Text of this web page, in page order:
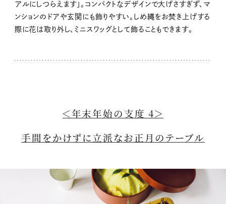
アルにしつらえます」。コンパクトなデザインで大げさすぎず、マ
ンションのドアや玄関にも飾りやすい。しめ縄をお焚き上げする
際に花は取り外し、ミニスワッグとして飾ることもできます。
＜年末年始の支度 4＞
手間をかけずに立派なお正月のテーブル